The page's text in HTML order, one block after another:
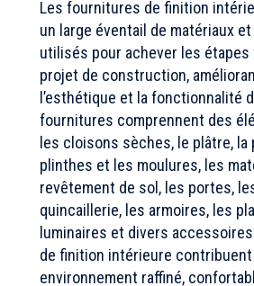
Les fournitures de finition
un large éventail de matériaux
utilisés pour achever les étapes
projet de construction,
l’esthétique et la fonctionnalité
fournitures comprennent des
les cloisons sèches, le plâtre, la
plinthes et les moulures, les
revêtement de sol, les portes,
quincaillerie, les armoires, les
luminaires et divers
de finition intérieure contribuent
environnement raffiné,